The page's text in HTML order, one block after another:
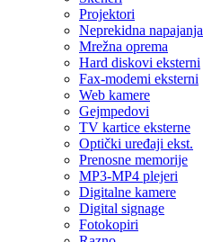
Projektori
Neprekidna napajanja
Mrežna oprema
Hard diskovi eksterni
Fax-modemi eksterni
Web kamere
Gejmpedovi
TV kartice eksterne
Optički uređaji ekst.
Prenosne memorije
MP3-MP4 plejeri
Digitalne kamere
Digital signage
Fotokopiri